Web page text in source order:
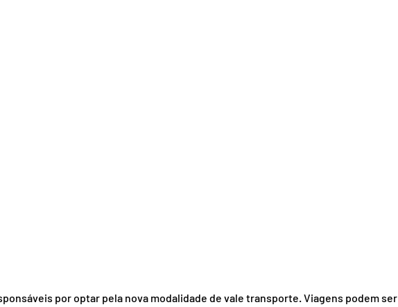
por optar pela nova modalidade de vale transporte. Viagens podem ser